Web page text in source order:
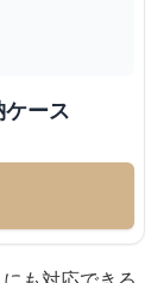
ース